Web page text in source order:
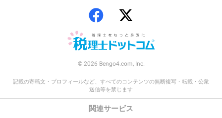
© 2026 Bengo4.com, Inc.
記載の寄稿文・プロフィールなど、すべてのコンテンツの無断複写・転載・公衆
送信等を禁じます
関連サービス